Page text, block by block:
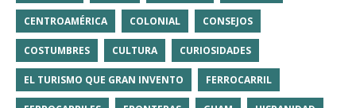
CENTROAMÉRICA COLONIAL CONSEJOS
COSTUMBRES CULTURA CURIOSIDADES
EL TURISMO QUE GRAN INVENTO FERROCARRIL